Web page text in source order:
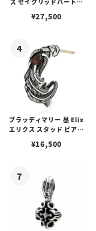
¥27,500
ブラッディマリー 昼 Elix
エリクス スタッド ピアス
¥16,500